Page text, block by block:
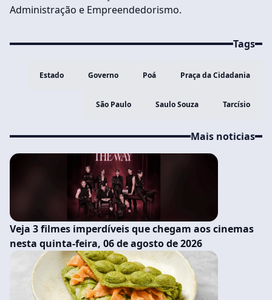
Administração e Empreendedorismo.
Tags
Estado Governo Poá Praça da Cidadania
São Paulo Saulo Souza Tarcísio
Mais noticias
Veja 3 filmes imperdíveis que chegam aos cinemas
nesta quinta-feira, 06 de agosto de 2026